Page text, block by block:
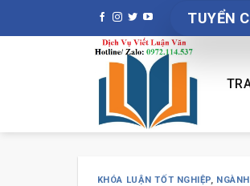
TUYỂN
KHÓA LUẬN TỐT NGHIỆP,